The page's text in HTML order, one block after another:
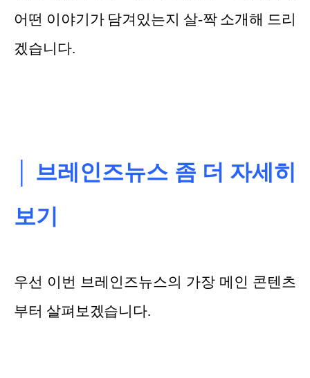
어떤 이야기가 담겨있는지 살-짝 소개해 드리
겠습니다.
│ 브레인즈뉴스 좀 더 자세히
보기
우선 이번 브레인즈뉴스의 가장 메인 콘텐츠
부터 살펴보겠습니다.